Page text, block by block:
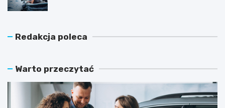
Redakcja poleca
Warto przeczytać